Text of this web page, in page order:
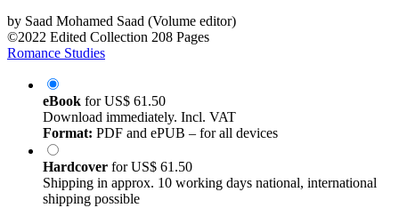
by Saad Mohamed Saad (Volume editor)
©2022 Edited Collection 208 Pages
Romance Studies
eBook forUS$ 61.50
Download immediately. Incl. VAT
Format: PDF and ePUB – for all devices
Hardcover forUS$ 61.50
Shipping in approx. 10 working days national, international
shipping possible